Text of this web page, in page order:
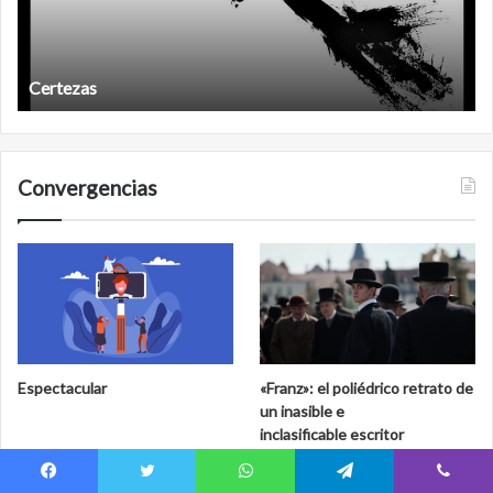
Convergencias
Espectacular
«Franz»: el poliédrico retrato de
un inasible e
inclasificable escritor